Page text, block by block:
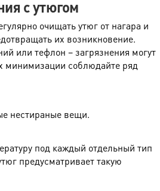
с утюгом
очищать утюг от нагара и
их возникновение.
или тефлон – загрязнения могут
минимизации соблюдайте ряд
нестираные вещи.
под каждый отдельный тип
предусматривает такую